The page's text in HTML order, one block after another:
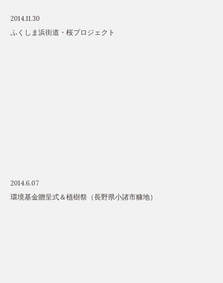
2014.11.30
ふくしま浜街道・桜プロジェクト
2014.6.07
環境基金贈呈式＆植樹祭（長野県小諸市糠地）